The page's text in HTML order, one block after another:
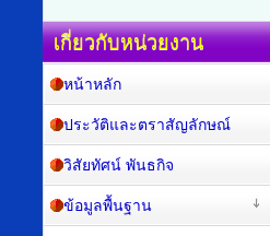
เกี่ยวกับหน่วยงาน
หน้าหลัก
ประวัติและตราสัญลักษณ์
วิสัยทัศน์ พันธกิจ
ข้อมูลพื้นฐาน